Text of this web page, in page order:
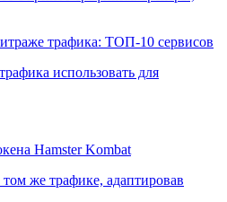
трафика: ТОП-10 сервисов
использовать для
Hamster Kombat
же трафике, адаптировав